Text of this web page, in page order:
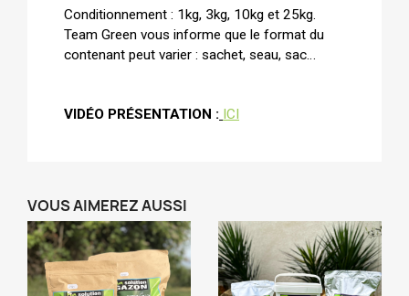
Conditionnement : 1kg, 3kg, 10kg et 25kg.
Team Green vous informe que le format du
contenant peut varier : sachet, seau, sac…
VIDÉO PRÉSENTATION : ICI
VOUS AIMEREZ AUSSI